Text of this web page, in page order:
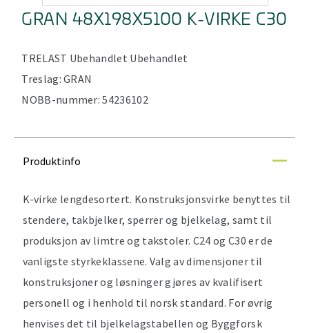
GRAN 48X198X5100 K-VIRKE C30
TRELAST Ubehandlet Ubehandlet
Treslag:GRAN
NOBB-nummer:54236102
Produktinfo
K-virke lengdesortert. Konstruksjonsvirke benyttes til
stendere, takbjelker, sperrer og bjelkelag, samt til
produksjon av limtre og takstoler. C24 og C30 er de
vanligste styrkeklassene. Valg av dimensjoner til
konstruksjoner og løsninger gjøres av kvalifisert
personell og i henhold til norsk standard. For øvrig
henvises det til bjelkelagstabellen og Byggforsk